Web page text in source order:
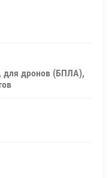
для дронов (БПЛА),